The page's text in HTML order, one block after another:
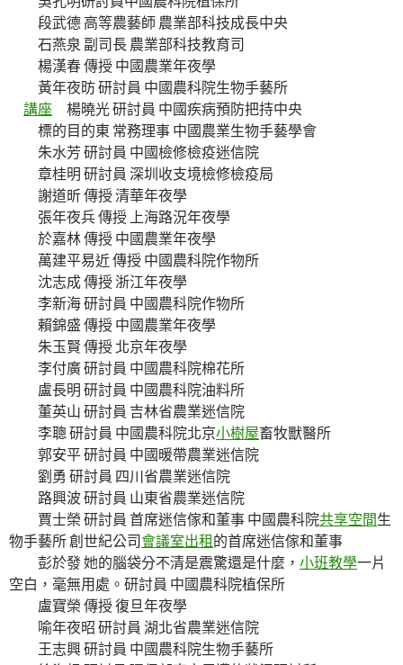
段武德 高等農藝師 農業部科技成長中央
石燕泉 副司長 農業部科技教育司
楊漢春 傳授 中國農業年夜學
黃年夜昉 研討員 中國農科院生物手藝所
講座 楊曉光 研討員 中國疾病預防把持中央
標的目的東 常務理事 中國農業生物手藝學會
朱水芳 研討員 中國檢修檢疫迷信院
章桂明 研討員 深圳收支境檢修檢疫局
謝道昕 傳授 清華年夜學
張年夜兵 傳授 上海路況年夜學
於嘉林 傳授 中國農業年夜學
萬建平易近 傳授 中國農科院作物所
沈志成 傳授 浙江年夜學
李新海 研討員 中國農科院作物所
賴錦盛 傳授 中國農業年夜學
朱玉賢 傳授 北京年夜學
李付廣 研討員 中國農科院棉花所
盧長明 研討員 中國農科院油料所
董英山 研討員 吉林省農業迷信院
李聰 研討員 中國農科院北京小樹屋畜牧獸醫所
郭安平 研討員 中國暖帶農業迷信院
劉勇 研討員 四川省農業迷信院
路興波 研討員 山東省農業迷信院
賈士榮 研討員 首席迷信傢和董事 中國農科院共享空間生
物手藝所 創世紀公司會議室出租的首席迷信傢和董事
彭於發 她的腦袋分不清是震驚還是什麼， 小班教學一片
空白，毫無用處。研討員 中國農科院植保所
盧寶榮 傳授 復旦年夜學
喻年夜昭 研討員 湖北省農業迷信院
王志興 研討員 中國農科院生物手藝所